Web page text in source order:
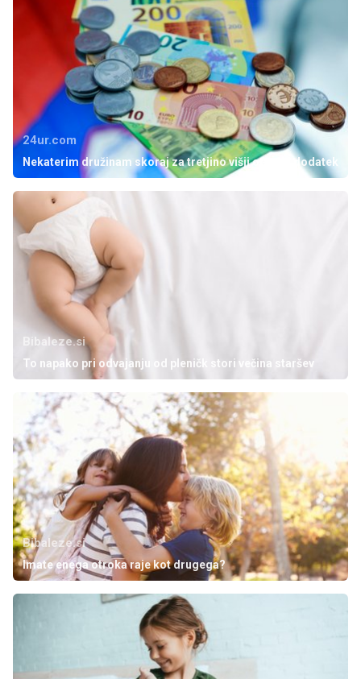
24ur.com
Nekaterim družinam skoraj za tretjino višji otroški dodatek
Bibaleze.si
To napako pri odvajanju od pleničk stori večina staršev
Bibaleze.si
Imate enega otroka raje kot drugega?